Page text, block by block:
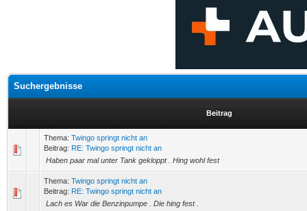
Suchergebnisse
Beitrag
Thema: Twingo springt nicht an
Beitrag: RE: Twingo springt nicht an
Haben paar mal unter Tank gekloppt . Hing wohl fest
Thema: Twingo springt nicht an
Beitrag: RE: Twingo springt nicht an
Lach es War die Benzinpumpe . Die hing fest .